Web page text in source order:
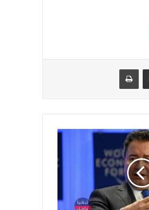
مشاركة عبر البريد طباعة